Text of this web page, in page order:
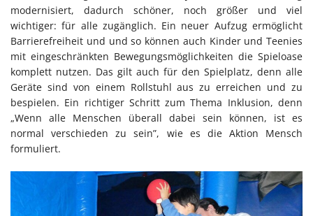
modernisiert, dadurch schöner, noch größer und viel
wichtiger: für alle zugänglich. Ein neuer Aufzug ermöglicht
Barrierefreiheit und und so können auch Kinder und Teenies
mit eingeschränkten Bewegungsmöglichkeiten die Spieloase
komplett nutzen. Das gilt auch für den Spielplatz, denn alle
Geräte sind von einem Rollstuhl aus zu erreichen und zu
bespielen. Ein richtiger Schritt zum Thema Inklusion, denn
„Wenn alle Menschen überall dabei sein können, ist es
normal verschieden zu sein”, wie es die Aktion Mensch
formuliert.